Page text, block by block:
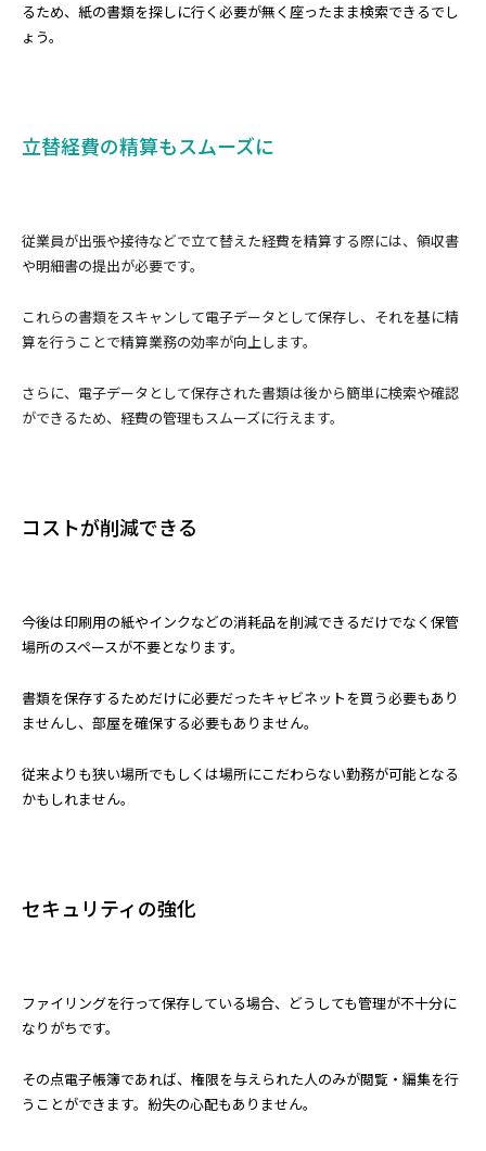
るため、紙の書類を探しに行く必要が無く座ったまま検索できるでし
ょう。
立替経費の精算もスムーズに
従業員が出張や接待などで立て替えた経費を精算する際には、領収書
や明細書の提出が必要です。
これらの書類をスキャンして電子データとして保存し、それを基に精
算を行うことで精算業務の効率が向上します。
さらに、電子データとして保存された書類は後から簡単に検索や確認
ができるため、経費の管理もスムーズに行えます。
コストが削減できる
今後は印刷用の紙やインクなどの消耗品を削減できるだけでなく保管
場所のスペースが不要となります。
書類を保存するためだけに必要だったキャビネットを買う必要もあり
ませんし、部屋を確保する必要もありません。
従来よりも狭い場所でもしくは場所にこだわらない勤務が可能となる
かもしれません。
セキュリティの強化
ファイリングを行って保存している場合、どうしても管理が不十分に
なりがちです。
その点電子帳簿であれば、権限を与えられた人のみが閲覧・編集を行
うことができます。紛失の心配もありません。